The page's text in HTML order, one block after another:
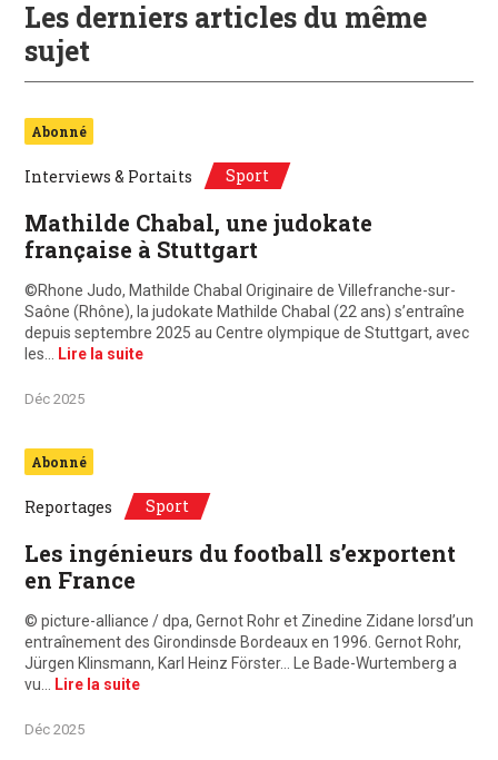
Les derniers articles du même
sujet
Abonné
Interviews & Portaits Sport
Mathilde Chabal, une judokate
française à Stuttgart
©Rhone Judo, Mathilde Chabal Originaire de Villefranche-sur-
Saône (Rhône), la judokate Mathilde Chabal (22 ans) s’entraîne
depuis septembre 2025 au Centre olympique de Stuttgart, avec
les…
Lire la suite
Déc 2025
Abonné
Reportages Sport
Les ingénieurs du football s’exportent
en France
© picture-alliance / dpa, Gernot Rohr et Zinedine Zidane lorsd’un
entraînement des Girondinsde Bordeaux en 1996. Gernot Rohr,
Jürgen Klinsmann, Karl Heinz Förster… Le Bade-Wurtemberg a
vu…
Lire la suite
Déc 2025